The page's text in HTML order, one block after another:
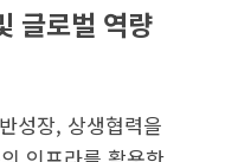
글로벌 역량
성장, 상생협력을